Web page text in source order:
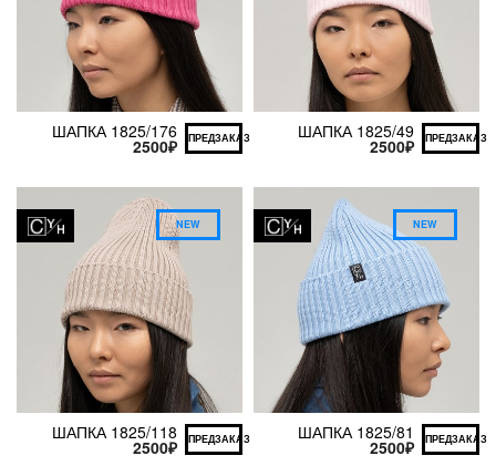
ШАПКА 1825/176
2500₽ ПРЕДЗАКАЗ ШАПКА 1825/49
2500₽ ПРЕДЗАКАЗ
NEW
ШАПКА 1825/118
2500₽ ПРЕДЗАКАЗ
NEW
ШАПКА 1825/81
2500₽ ПРЕДЗАКАЗ